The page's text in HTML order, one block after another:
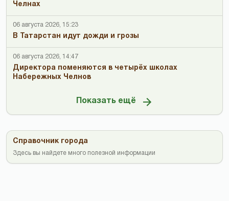
Челнах
06 августа 2026, 15:23
В Татарстан идут дожди и грозы
06 августа 2026, 14:47
Директора поменяются в четырёх школах
Набережных Челнов
Показать ещё
Справочник города
Здесь вы найдете много полезной информации